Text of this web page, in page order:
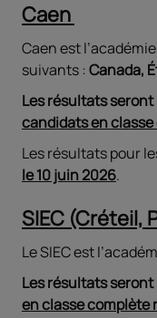
Caen
Caen est
suivants : Canada,
Les résultats
candidats en
Les résultats pour
le 10 juin 2026.
SIEC (Créteil,
Le SIEC est
Les résultats
en classe complète